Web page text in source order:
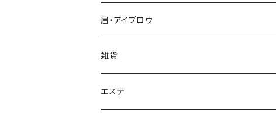
保湿
乳液
眉・アイブロウ
雑貨
エステ